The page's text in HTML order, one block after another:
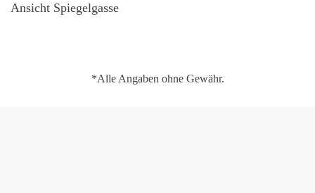
Ansicht Spiegelgasse
*Alle Angaben ohne Gewähr.